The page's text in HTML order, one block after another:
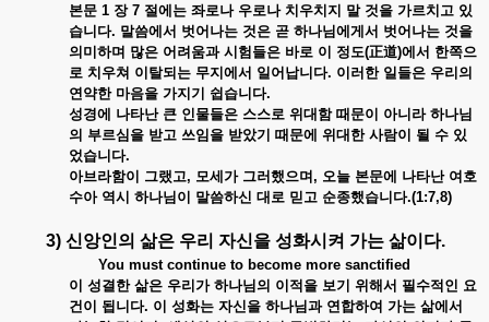
본문 1 장 7 절에는 좌로나 우로나 치우치지 말 것을 가르치고 있
습니다. 말씀에서 벗어나는 것은 곧 하나님에게서 벗어나는 것을
의미하며 많은 어려움과 시험들은 바로 이 정도(正道)에서 한쪽으
로 치우쳐 이탈되는 무지에서 일어납니다. 이러한 일들은 우리의
연약한 마음을 가지기 쉽습니다.
성경에 나타난 큰 인물들은 스스로 위대함 때문이 아니라 하나님
의 부르심을 받고 쓰임을 받았기 때문에 위대한 사람이 될 수 있
었습니다.
아브라함이 그랬고, 모세가 그러했으며, 오늘 본문에 나타난 여호
수아 역시 하나님이 말씀하신 대로 믿고 순종했습니다.(1:7,8)
3) 신앙인의 삶은 우리 자신을 성화시켜 가는 삶이다.
You must continue to become more sanctified
이 성결한 삶은 우리가 하나님의 이적을 보기 위해서 필수적인 요
건이 됩니다. 이 성화는 자신을 하나님과 연합하여 가는 삶에서